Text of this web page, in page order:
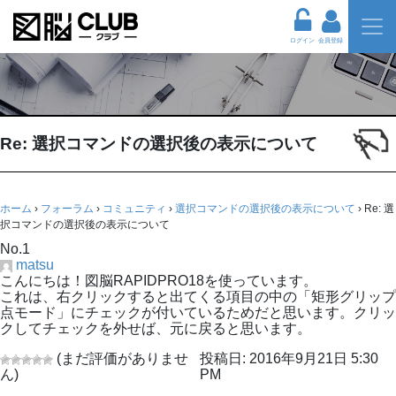
ログイン 会員登録
Re: 選択コマンドの選択後の表示について
ホーム › フォーラム › コミュニティ › 選択コマンドの選択後の表示について › Re: 選
択コマンドの選択後の表示について
No.1
matsu
こんにちは！図脳RAPIDPRO18を使っています。
これは、右クリックすると出てくる項目の中の「矩形グリップ
点モード」にチェックが付いているためだと思います。クリッ
クしてチェックを外せば、元に戻ると思います。
(まだ評価がありませ
ん)
投稿日: 2016年9月21日 5:30
PM